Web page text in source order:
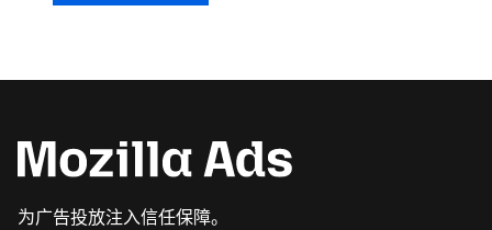
为广告投放注入信任保障。